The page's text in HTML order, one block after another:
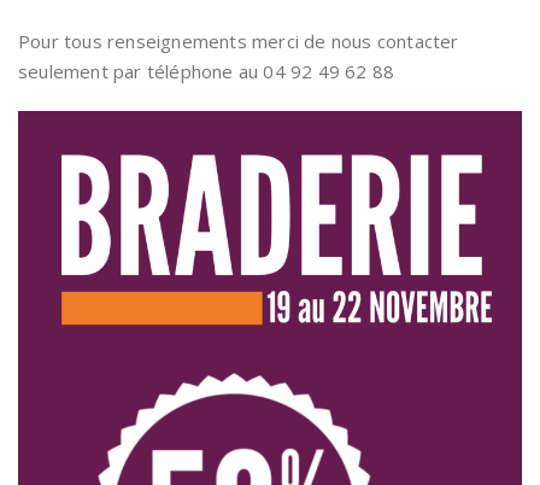
Pour tous renseignements merci de nous contacter
seulement par téléphone au 04 92 49 62 88